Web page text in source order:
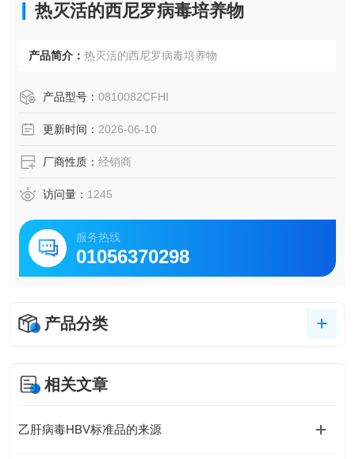
热灭活的西尼罗病毒培养物
产品简介： 热灭活的西尼罗病毒培养物
产品型号： 0810082CFHI
更新时间： 2026-06-10
厂商性质： 经销商
访问量： 1245
服务热线
01056370298
产品分类
相关文章
乙肝病毒HBV标准品的来源